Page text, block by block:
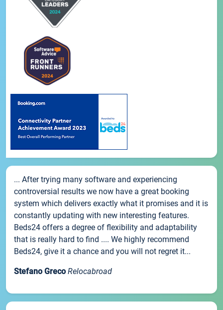
... After trying many software and experiencing
controversial results we now have a great booking
system which delivers exactly what it promises and it is
constantly updating with new interesting features.
Beds24 offers a degree of flexibility and adaptability
that is really hard to find .... We highly recommend
Beds24, give it a chance and you will not regret it...
Stefano Greco Relocabroad